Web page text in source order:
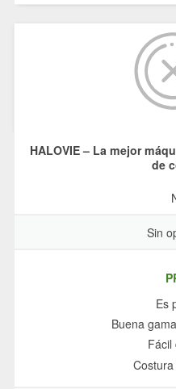
HALOVIE – La mejor
de
Sin
Es
Buena
Fácil